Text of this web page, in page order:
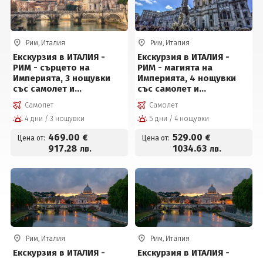
Рим, Италия
Екскурзия в ИТАЛИЯ -
РИМ - сърцето на
Империята, 3 нощувки
със самолет и
обслужване на
български език!
Самолет
4 дни / 3 нощувки
Цена от: 469.00 €
917.28 лв.
Рим, Италия
Екскурзия в ИТАЛИЯ -
РИМ - магията на
Империята, 4 нощувки
със самолет и
обслужване на
български език!
Самолет
5 дни / 4 нощувки
Цена от: 529.00 €
1034.63 лв.
Рим, Италия
Екскурзия в ИТАЛИЯ -
Рим, Италия
Екскурзия в ИТАЛИЯ -